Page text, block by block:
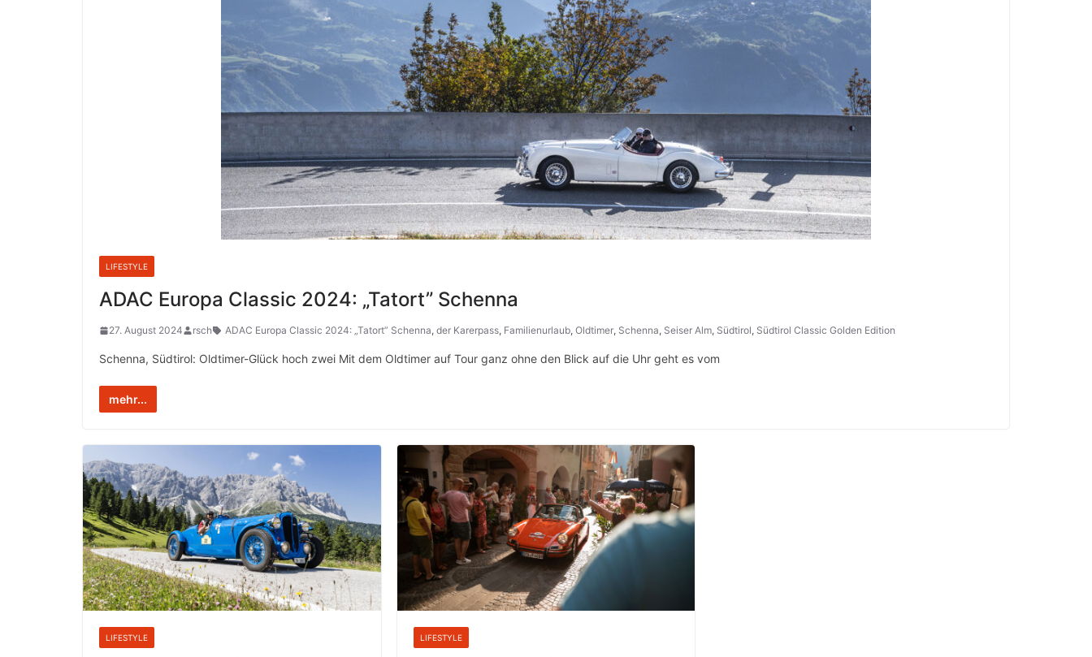
LIFESTYLE
ADAC Europa Classic 2024: „Tatort” Schenna
27. August 2024 rsch ADAC Europa Classic 2024: „Tatort” Schenna, der Karerpass, Familienurlaub, Oldtimer, Schenna, Seiser Alm, Südtirol, Südtirol Classic Golden Edition
Schenna, Südtirol: Oldtimer-Glück hoch zwei Mit dem Oldtimer auf Tour ganz ohne den Blick auf die Uhr geht es vom
mehr...
LIFESTYLE LIFESTYLE